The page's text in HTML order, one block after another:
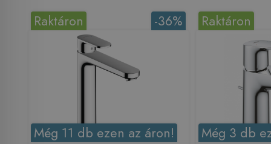
-36%
Raktáron
Még 11 db ezen az áron!
Raktáron
Még 3 db